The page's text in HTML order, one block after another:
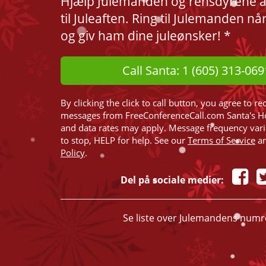
til Juleaften. Ring til Julemanden
og giv ham dine juleønsker! *
Call Santa: 1 (605) 313-
By clicking the click to call button, you agree to
messages from FreeConferenceCall.com Santa's
and data rates may apply. Message frequency
to stop, HELP for help. See our Terms of Service
Policy.
Del på sociale medier:
Se liste over Julemandens